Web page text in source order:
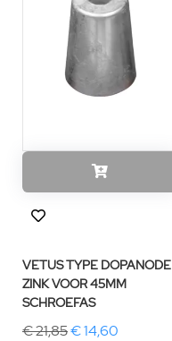
VETUS TYPE DOPANODE
ZINK VOOR 45MM
SCHROEFAS
€ 21,85€ 14,60